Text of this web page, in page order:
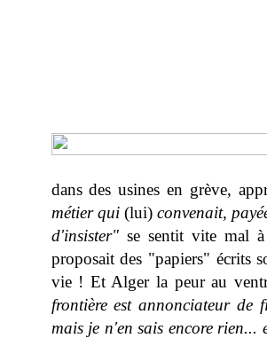
dans des usines en grève,
métier qui(lui)convenait,
d'insister"se sentit vite mal à
proposait des "papiers" écrits
vie ! Et Alger la peur au
frontière est annonciateur
mais je n'en sais encore rien...